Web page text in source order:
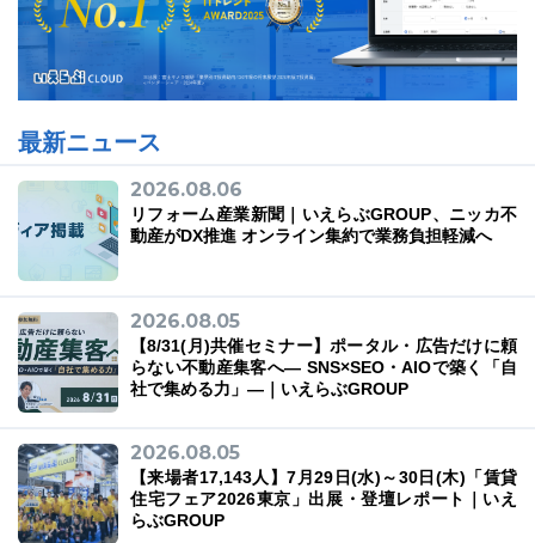
最新ニュース
2026.08.06
リフォーム産業新聞｜いえらぶGROUP、ニッカ不
動産がDX推進 オンライン集約で業務負担軽減へ
2026.08.05
【8/31(月)共催セミナー】ポータル・広告だけに頼
らない不動産集客へ― SNS×SEO・AIOで築く「自
社で集める力」―｜いえらぶGROUP
2026.08.05
【来場者17,143人】7月29日(水)～30日(木)「賃貸
住宅フェア2026東京」出展・登壇レポート｜いえ
らぶGROUP